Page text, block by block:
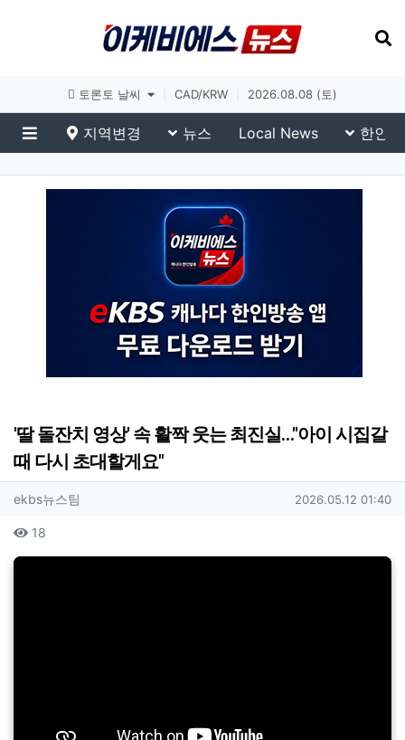
토론토 날씨 CAD/KRW 2026.08.08 (토)
메뉴
지역변경 뉴스 Local News 한인
MBN News
'딸 돌잔치 영상' 속 활짝 웃는 최진실…"아이 시집갈
때 다시 초대할게요"
작성자 정보
ekbs뉴스팀 작성일
2026.05.12 01:40
컨텐츠 정보
18
본문